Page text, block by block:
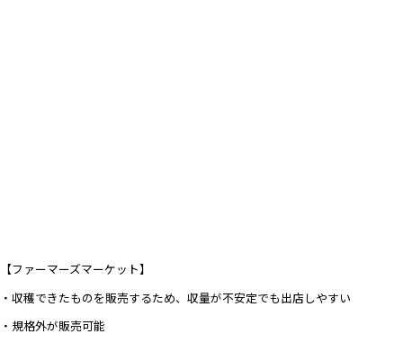
【ファーマーズマーケット】
・収穫できたものを販売するため、収量が不安定でも出店しやすい
・規格外が販売可能